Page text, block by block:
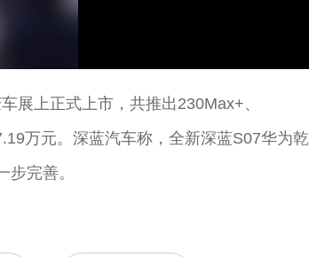
展上正式上市，共推出230Max+、
万元。深蓝汽车称，全新深蓝S07华为乾
完善。